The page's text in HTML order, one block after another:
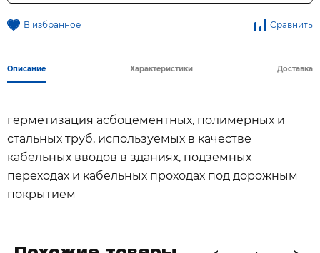
В избранное Сравнить
Описание Характеристики Доставка
герметизация асбоцементных, полимерных и
стальных труб, используемых в качестве
кабельных вводов в зданиях, подземных
переходах и кабельных проходах под дорожным
покрытием